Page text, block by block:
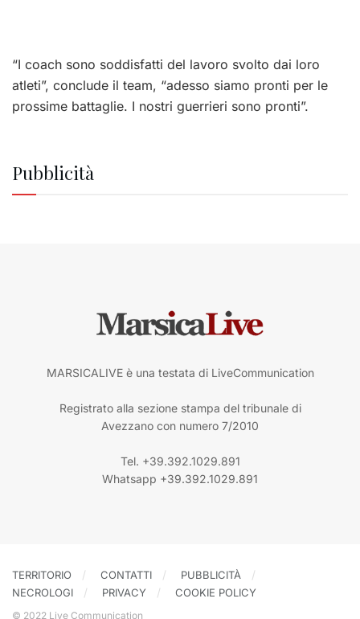
“I coach sono soddisfatti del lavoro svolto dai loro
atleti”, conclude il team, “adesso siamo pronti per le
prossime battaglie. I nostri guerrieri sono pronti”.
Pubblicità
MARSICALIVE è una testata di LiveCommunication
Registrato alla sezione stampa del tribunale di
Avezzano con numero 7/2010
Tel. +39.392.1029.891
Whatsapp +39.392.1029.891
TERRITORIO CONTATTI
PUBBLICITÀ
NECROLOGI
PRIVACY COOKIE POLICY
© 2022 Live Communication